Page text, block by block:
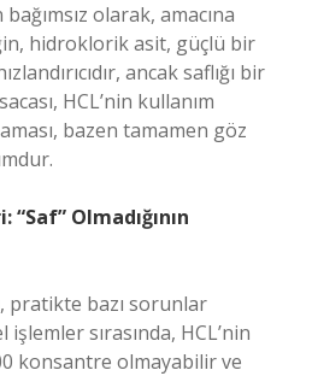
olarak, amacına
hidroklorik asit, güçlü bir
ancak saflığı bir
HCL’nin kullanım
bazen tamamen göz
“Saf” Olmadığının
pratikte bazı sorunlar
sırasında, HCL’nin
konsantre olmayabilir ve